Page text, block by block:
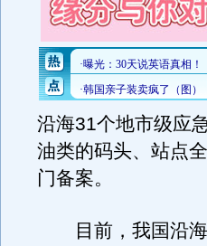
沿海31个地市级应
油类的码头、站点
门备案。
目前，我国沿海